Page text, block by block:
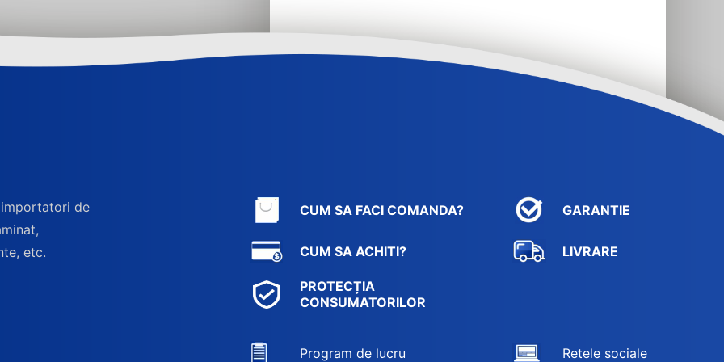
importatori de
etc.
CUM SA FACI COMANDA? GARANTIE
CUM SA ACHITI? LIVRARE
PROTECȚIA
CONSUMATORILOR
Program de lucru Retele sociale